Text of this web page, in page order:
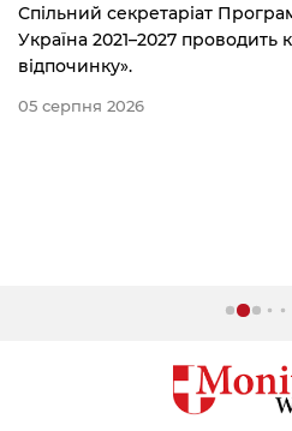
Спільний секретаріат
Україна 2021–2027 проводить
відпочинку».
05 серпня 2026